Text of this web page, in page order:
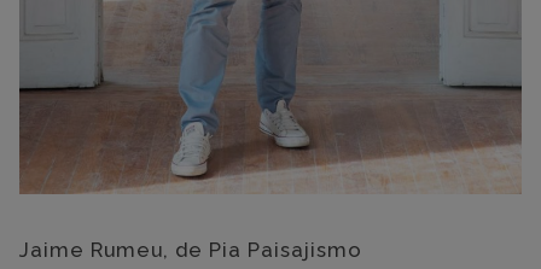
Jaime Rumeu, de Pia Paisajismo